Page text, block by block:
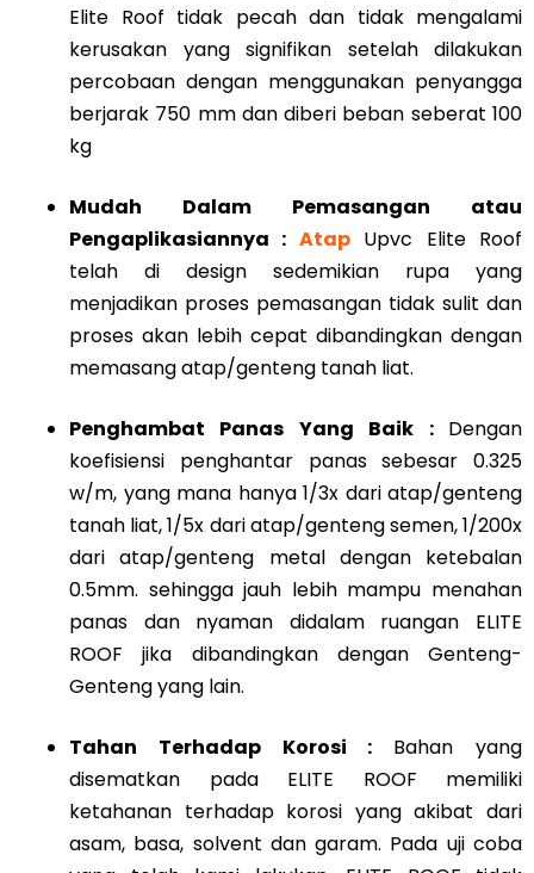
Elite Roof tidak pecah dan tidak mengalami
kerusakan yang signifikan setelah dilakukan
percobaan dengan menggunakan penyangga
berjarak 750 mm dan diberi beban seberat 100
kg
Mudah Dalam Pemasangan atau
Pengaplikasiannya : AtapUpvc Elite Roof
telah di design sedemikian rupa yang
menjadikan proses pemasangan tidak sulit dan
proses akan lebih cepat dibandingkan dengan
memasang atap/genteng tanah liat.
Penghambat Panas Yang Baik : Dengan
koefisiensi penghantar panas sebesar 0.325
w/m, yang mana hanya 1/3x dari atap/genteng
tanah liat, 1/5x dari atap/genteng semen, 1/200x
dari atap/genteng metal dengan ketebalan
0.5mm. sehingga jauh lebih mampu menahan
panas dan nyaman didalam ruangan ELITE
ROOF jika dibandingkan dengan Genteng-
Genteng yang lain.
Tahan Terhadap Korosi : Bahan yang
disematkan pada ELITE ROOF memiliki
ketahanan terhadap korosi yang akibat dari
asam, basa, solvent dan garam. Pada uji coba